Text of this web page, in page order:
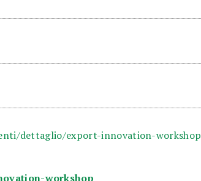
dettaglio/export-innovation-workshop
workshop